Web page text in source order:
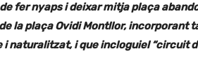
fer nyaps i deixar mitja plaça
la plaça Ovidi Montllor, incorporant
naturalitzat, i que incloguiel “circuit